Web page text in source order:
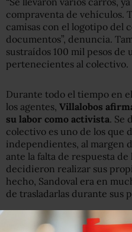
compraventa de vehículos.
camisas con el logotipo del
documentos”, denuncia.
sustraídos 100 mil pesos de
pertenecientes al colectivo.
Durante todo el tiempo en
los agentes, Villalobos
su labor como activista. Se
colectivo es uno de los que
independientes, al margen
ante la falta de respuesta
decidieron realizar sus
hecho, Sandoval era en
de trasladarlas durante sus
Guanajuato tiene un